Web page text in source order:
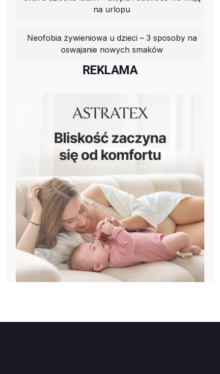
na urlopu
Neofobia żywieniowa u dzieci – 3 sposoby na
oswajanie nowych smaków
REKLAMA